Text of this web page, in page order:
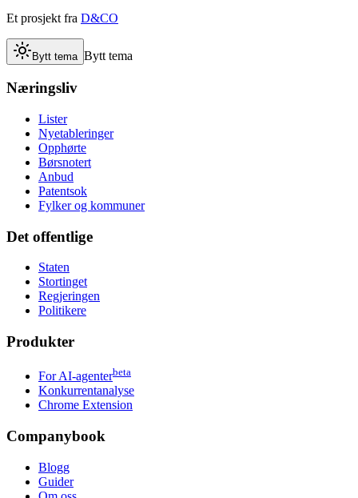
Et prosjekt fra D&CO
Bytt tema Bytt tema
Næringsliv
Lister
Nyetableringer
Opphørte
Børsnotert
Anbud
Patentsok
Fylker og kommuner
Det offentlige
Staten
Stortinget
Regjeringen
Politikere
Produkter
For AI-agenterbeta
Konkurrentanalyse
Chrome Extension
Companybook
Blogg
Guider